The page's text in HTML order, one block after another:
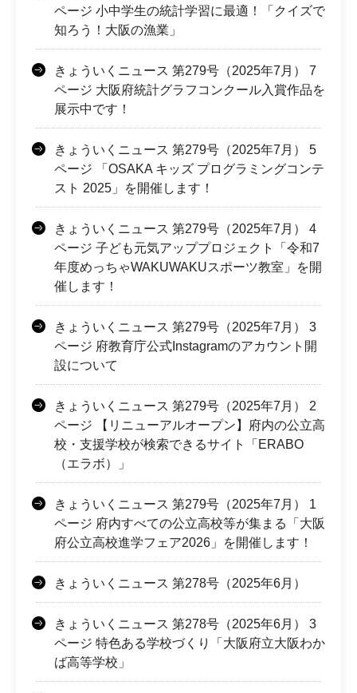
ページ 小中学生の統計学習に最適！「クイズで
知ろう！大阪の漁業」
きょういくニュース 第279号（2025年7月） 7
ページ 大阪府統計グラフコンクール入賞作品を
展示中です！
きょういくニュース 第279号（2025年7月） 5
ページ 「OSAKA キッズ プログラミングコンテ
スト 2025」を開催します！
きょういくニュース 第279号（2025年7月） 4
ページ 子ども元気アッププロジェクト「令和7
年度めっちゃWAKUWAKUスポーツ教室」を開
催します！
きょういくニュース 第279号（2025年7月） 3
ページ 府教育庁公式Instagramのアカウント開
設について
きょういくニュース 第279号（2025年7月） 2
ページ 【リニューアルオープン】府内の公立高
校・支援学校が検索できるサイト「ERABO
（エラボ）」
きょういくニュース 第279号（2025年7月） 1
ページ 府内すべての公立高校等が集まる「大阪
府公立高校進学フェア2026」を開催します！
きょういくニュース 第278号（2025年6月）
きょういくニュース 第278号（2025年6月） 3
ページ 特色ある学校づくり「大阪府立大阪わか
ば高等学校」